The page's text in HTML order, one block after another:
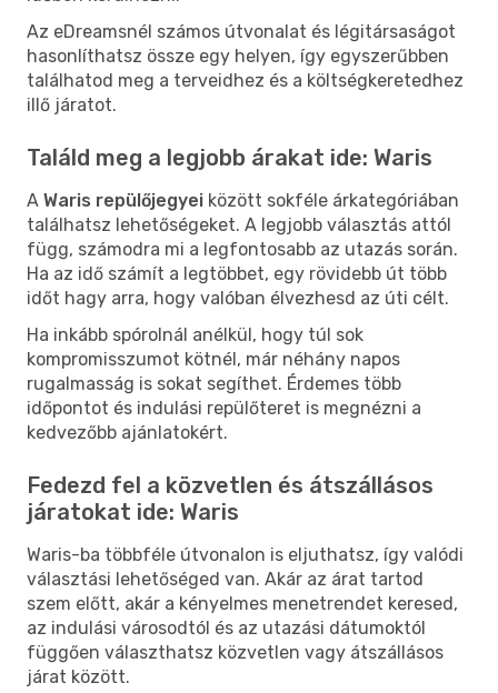
Az eDreamsnél számos útvonalat és légitársaságot
hasonlíthatsz össze egy helyen, így egyszerűbben
találhatod meg a terveidhez és a költségkeretedhez
illő járatot.
Találd meg a legjobb árakat ide: Waris
A Waris repülőjegyei között sokféle árkategóriában
találhatsz lehetőségeket. A legjobb választás attól
függ, számodra mi a legfontosabb az utazás során.
Ha az idő számít a legtöbbet, egy rövidebb út több
időt hagy arra, hogy valóban élvezhesd az úti célt.
Ha inkább spórolnál anélkül, hogy túl sok
kompromisszumot kötnél, már néhány napos
rugalmasság is sokat segíthet. Érdemes több
időpontot és indulási repülőteret is megnézni a
kedvezőbb ajánlatokért.
Fedezd fel a közvetlen és átszállásos
járatokat ide: Waris
Waris-ba többféle útvonalon is eljuthatsz, így valódi
választási lehetőséged van. Akár az árat tartod
szem előtt, akár a kényelmes menetrendet keresed,
az indulási városodtól és az utazási dátumoktól
függően választhatsz közvetlen vagy átszállásos
járat között.